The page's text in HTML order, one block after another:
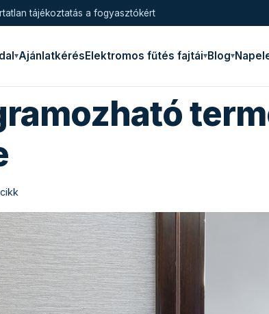
tájékoztatás a fogyasztókért
AjánlatkérésElektromos fűtés fajtái Blog
cikk